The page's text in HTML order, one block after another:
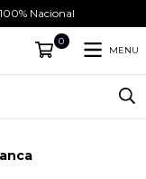
Nacional
0
MENU